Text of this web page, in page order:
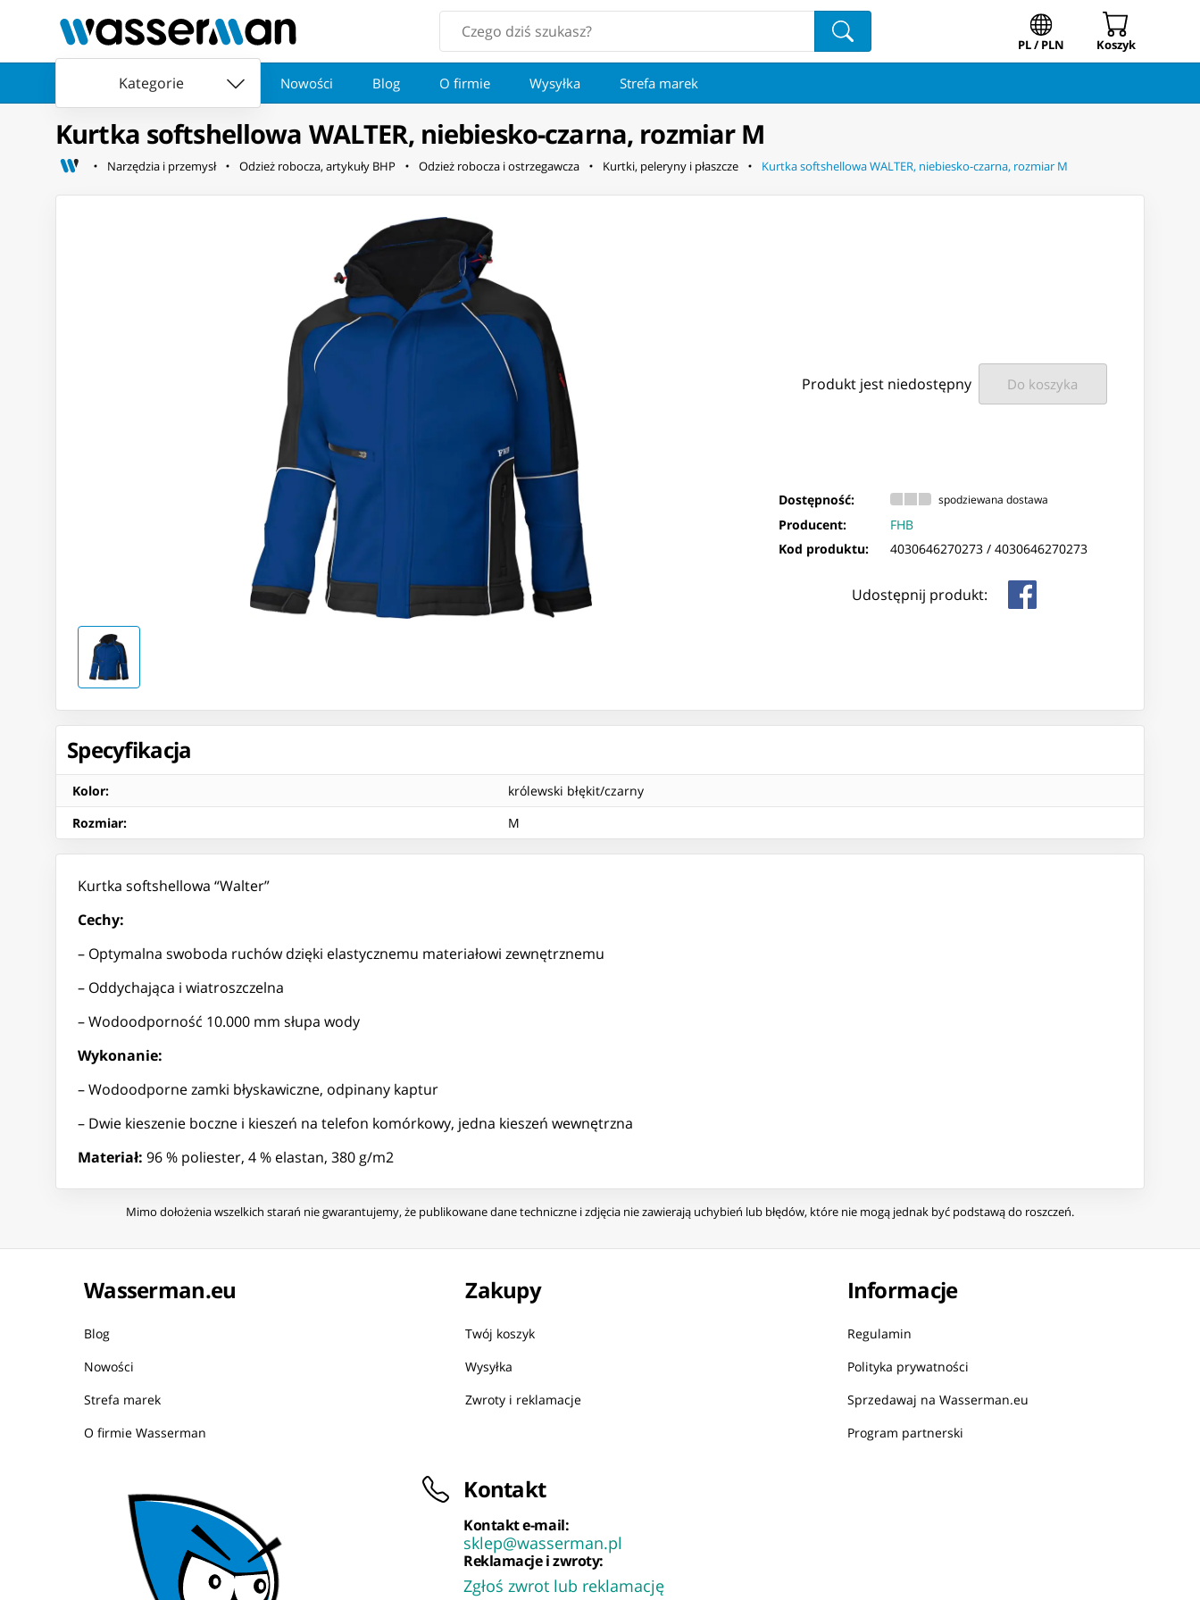
PL / PLN Koszyk
Kategorie Nowości Blog O firmie Wysyłka Strefa marek
Kurtka softshellowa WALTER, niebiesko-czarna, rozmiar M
Narzędzia i przemysł Odzież robocza, artykuły BHP Odzież robocza i ostrzegawcza Kurtki, peleryny i płaszcze Kurtka softshellowa WALTER, niebiesko-czarna, rozmiar M
Produkt jest niedostępny Do koszyka
Dostępność: spodziewana dostawa
Producent:
FHB
Kod produktu:
4030646270273 /4030646270273
Udostępnij produkt:
Specyfikacja
Kolor:
królewski błękit/czarny
Rozmiar: M
Kurtka softshellowa “Walter”
Cechy:
– Optymalna swoboda ruchów dzięki elastycznemu materiałowi zewnętrznemu
– Oddychająca i wiatroszczelna
– Wodoodporność 10.000 mm słupa wody
Wykonanie:
– Wodoodporne zamki błyskawiczne, odpinany kaptur
– Dwie kieszenie boczne i kieszeń na telefon komórkowy, jedna kieszeń wewnętrzna
Materiał: 96 % poliester, 4 % elastan, 380 g/m2
Mimo dołożenia wszelkich starań nie gwarantujemy, że publikowane dane techniczne i zdjęcia nie zawierają uchybień lub błędów, które nie mogą jednak być podstawą do roszczeń.
Wasserman.eu
Blog
Nowości
Strefa marek
O firmie Wasserman
Zakupy
Twój koszyk
Wysyłka
Zwroty i reklamacje
Informacje
Regulamin
Polityka prywatności
Sprzedawaj na Wasserman.eu
Program partnerski
Kontakt
Kontakt e-mail:
sklep@wasserman.pl
Reklamacje i zwroty:
Zgłoś zwrot lub reklamację